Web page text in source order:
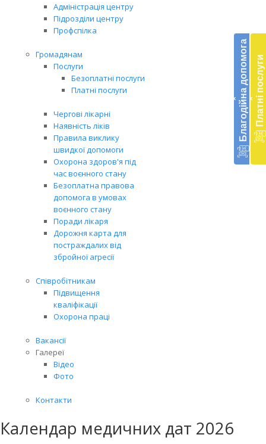
Адміністрація центру
Підрозділи центру
Профспілка
Громадянам
Послуги
Безоплатні послуги
Платні послуги
Чергові лікарні
Наявність ліків
Правила виклику
швидкої допомоги
Охорона здоров'я під
час воєнного стану
Безоплатна правова
допомога в умовах
воєнного стану
Поради лікаря
Дорожня карта для
постраждалих від
збройної агресії
Співробітникам
Підвищення
кваліфікації
Охорона праці
Вакансії
Галереї
Відео
Фото
Контакти
‹ Благодійна допомога ‹ Платні послуги
Календар медичних дат 2026